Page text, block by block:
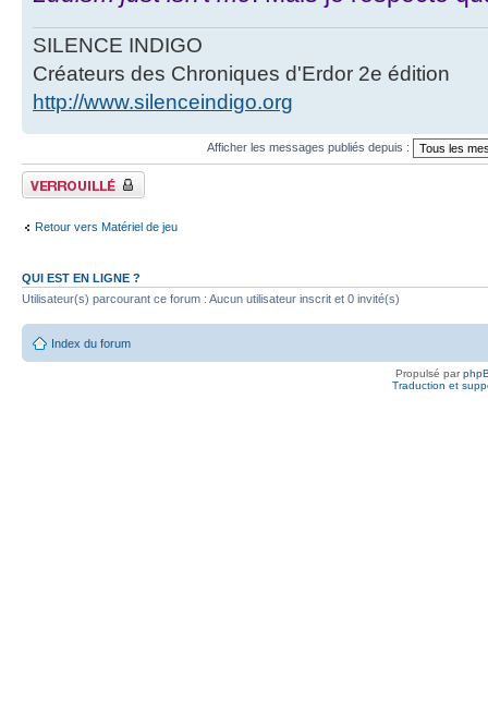
SILENCE INDIGO
Créateurs des Chroniques d'Erdor 2e édition
http://www.silenceindigo.org
Afficher les messages publiés depuis :
Fil verrouillé
Retour vers Matériel de jeu
QUI EST EN LIGNE ?
Utilisateur(s) parcourant ce forum : Aucun utilisateur inscrit et 0 invité(s)
Index du forum
Propulsé par
Traduction et